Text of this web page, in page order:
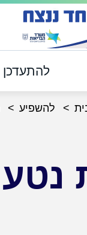
להתעדכן
להשפיע
נטע